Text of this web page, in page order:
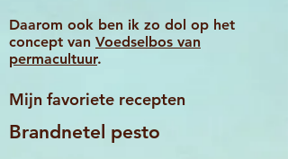
Daarom ook ben ik zo dol op het
concept van Voedselbos van
permacultuur.
Mijn favoriete recepten
Brandnetel pesto